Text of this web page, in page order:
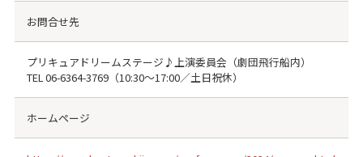
お問合せ先
プリキュアドリームステージ♪上演委員会（劇団飛行船内）
TEL06-6364-3769（10:30～17:00／土日祝休）
ホームページ